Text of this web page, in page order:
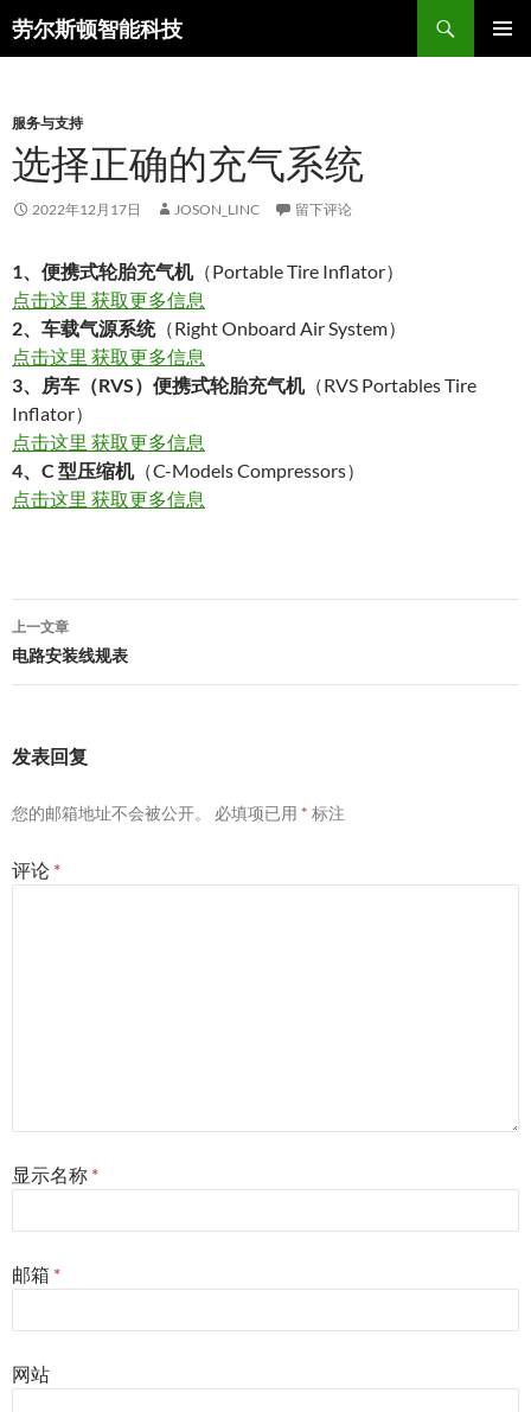
劳尔斯顿智能科技
搜
索
文
服务与支持
选择正确的充气系统
2022年12月17日 JOSON_LINC 留下评论
1、便携式轮胎充气机（Portable Tire Inflator）
点击这里 获取更多信息
2、车载气源系统（Right Onboard Air System）
点击这里 获取更多信息
3、房车（RVS）便携式轮胎充气机（RVS Portables Tire
Inflator）
点击这里 获取更多信息
4、C 型压缩机（C-Models Compressors）
点击这里 获取更多信息
文
章
航
上一文章
电路安装线规表
发表回复
您的邮箱地址不会被公开。 必填项已用 * 标注
评论 *
显示名称 *
邮箱 *
网站